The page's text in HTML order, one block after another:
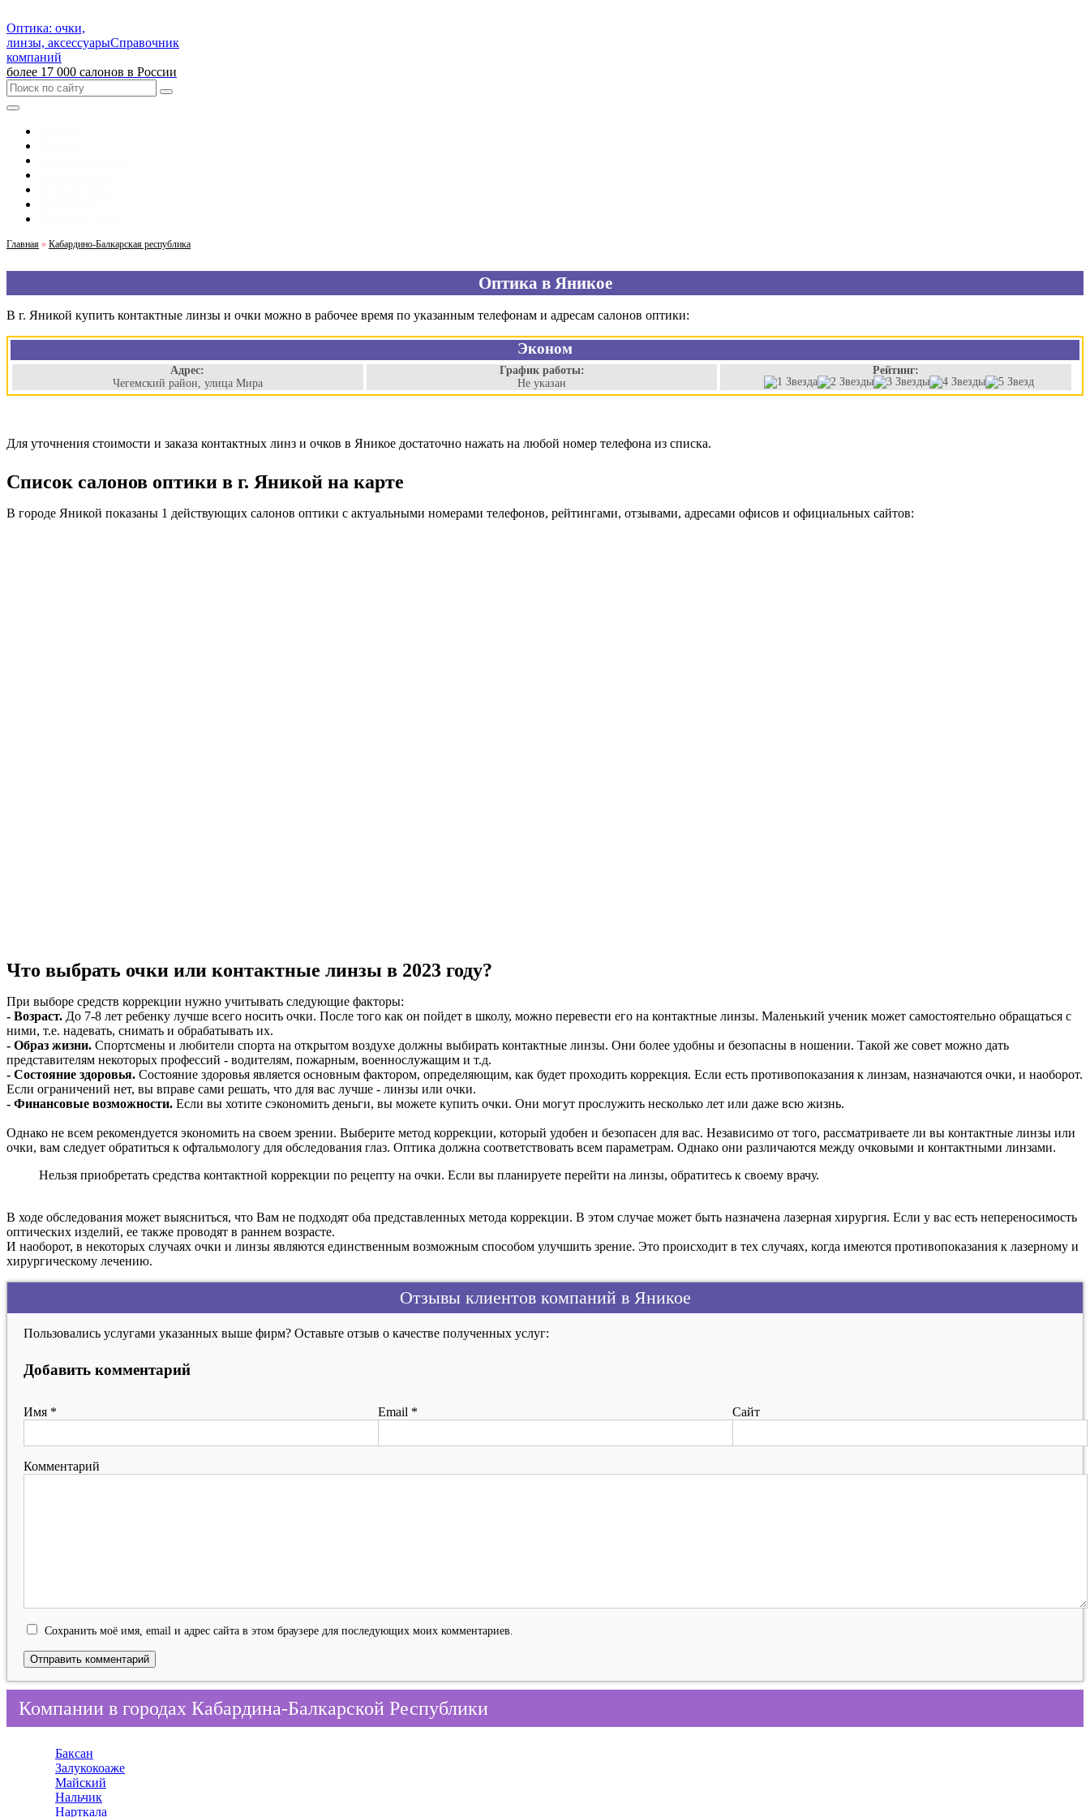
Оптика: очки,
линзы, аксессуарыСправочник
компаний
более 17 000 салонов в России
Главная » Кабардино-Балкарская республика
Оптика в Яникое
В г. Яникой купить контактные линзы и очки можно в рабочее время по указанным телефонам и адресам салонов оптики:
Эконом
Адрес:
Чегемский район, улица Мира
График работы:
Не указан
Рейтинг:
Для уточнения стоимости и заказа контактных линз и очков в Яникое достаточно нажать на любой номер телефона из списка.
Список салонов оптики в г. Яникой на карте
В городе Яникой показаны 1 действующих салонов оптики с актуальными номерами телефонов, рейтингами, отзывами, адресами офисов и официальных сайтов:
Что выбрать очки или контактные линзы в 2023 году?
При выборе средств коррекции нужно учитывать следующие факторы:
- Возраст. До 7-8 лет ребенку лучше всего носить очки. После того как он пойдет в школу, можно перевести его на контактные линзы. Маленький ученик может самостоятельно обращаться с
ними, т.е. надевать, снимать и обрабатывать их.
- Образ жизни. Спортсмены и любители спорта на открытом воздухе должны выбирать контактные линзы. Они более удобны и безопасны в ношении. Такой же совет можно дать
представителям некоторых профессий - водителям, пожарным, военнослужащим и т.д.
- Состояние здоровья. Состояние здоровья является основным фактором, определяющим, как будет проходить коррекция. Если есть противопоказания к линзам, назначаются очки, и наоборот.
Если ограничений нет, вы вправе сами решать, что для вас лучше - линзы или очки.
- Финансовые возможности. Если вы хотите сэкономить деньги, вы можете купить очки. Они могут прослужить несколько лет или даже всю жизнь.
Однако не всем рекомендуется экономить на своем зрении. Выберите метод коррекции, который удобен и безопасен для вас. Независимо от того, рассматриваете ли вы контактные линзы или
очки, вам следует обратиться к офтальмологу для обследования глаз. Оптика должна соответствовать всем параметрам. Однако они различаются между очковыми и контактными линзами.
Нельзя приобретать средства контактной коррекции по рецепту на очки. Если вы планируете перейти на линзы, обратитесь к своему врачу.
В ходе обследования может выясниться, что Вам не подходят оба представленных метода коррекции. В этом случае может быть назначена лазерная хирургия. Если у вас есть непереносимость
оптических изделий, ее также проводят в раннем возрасте.
И наоборот, в некоторых случаях очки и линзы являются единственным возможным способом улучшить зрение. Это происходит в тех случаях, когда имеются противопоказания к лазерному и
хирургическому лечению.
Отзывы клиентов компаний в Яникое
Пользовались услугами указанных выше фирм? Оставьте отзыв о качестве полученных услуг:
Добавить комментарий
Имя * Email * Сайт
Комментарий
Сохранить моё имя, email и адрес сайта в этом браузере для последующих моих комментариев.
Компании в городах Кабардина-Балкарской Республики
Баксан
Залукокоаже
Майский
Нальчик
Нарткала